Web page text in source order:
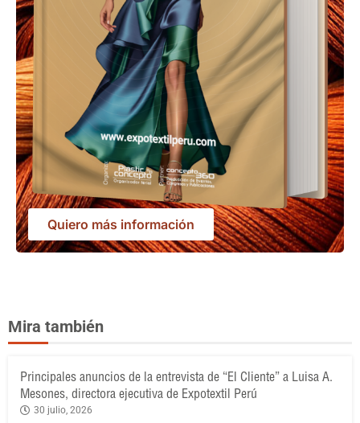
Quiero más información
Mira también
Principales anuncios de la entrevista de “El Cliente” a Luisa A.
Mesones, directora ejecutiva de Expotextil Perú
30 julio, 2026